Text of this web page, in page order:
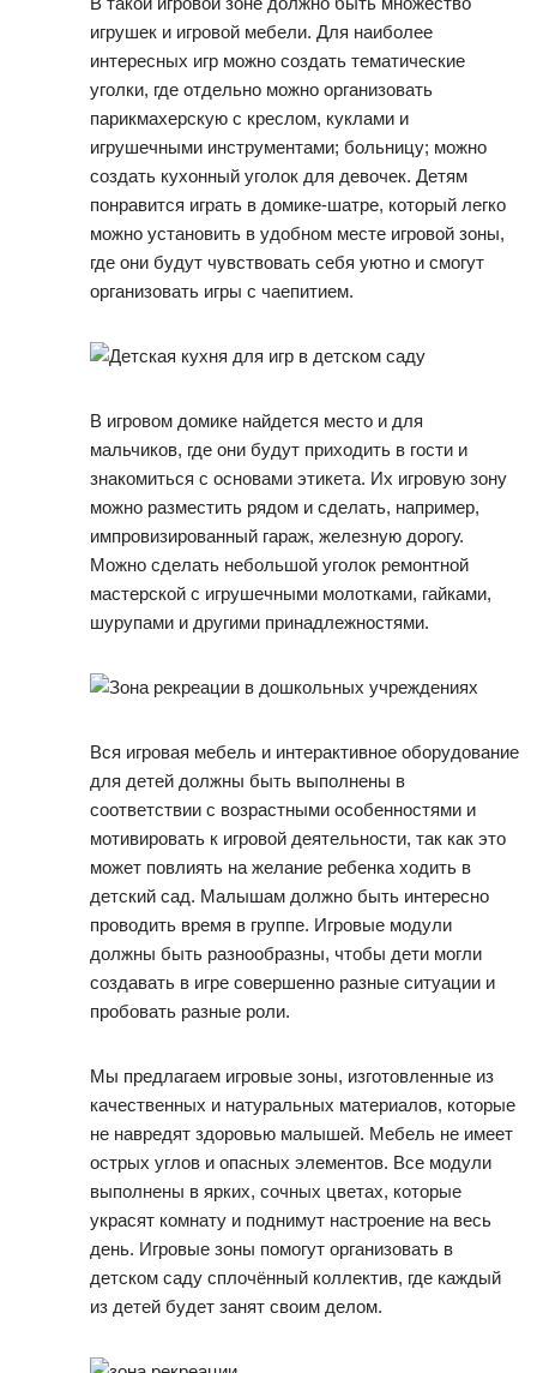
игрушек и игровой мебели. Для наиболее
интересных игр можно создать тематические
уголки, где отдельно можно организовать
парикмахерскую с креслом, куклами и
игрушечными инструментами; больницу; можно
создать кухонный уголок для девочек. Детям
понравится играть в домике-шатре, который легко
можно установить в удобном месте игровой зоны,
где они будут чувствовать себя уютно и смогут
организовать игры с чаепитием.
В игровом домике найдется место и для
мальчиков, где они будут приходить в гости и
знакомиться с основами этикета. Их игровую зону
можно разместить рядом и сделать, например,
импровизированный гараж, железную дорогу.
Можно сделать небольшой уголок ремонтной
мастерской с игрушечными молотками, гайками,
шурупами и другими принадлежностями.
Вся игровая мебель и интерактивное оборудование
для детей должны быть выполнены в
соответствии с возрастными особенностями и
мотивировать к игровой деятельности, так как это
может повлиять на желание ребенка ходить в
детский сад. Малышам должно быть интересно
проводить время в группе. Игровые модули
должны быть разнообразны, чтобы дети могли
создавать в игре совершенно разные ситуации и
пробовать разные роли.
Мы предлагаем игровые зоны, изготовленные из
качественных и натуральных материалов, которые
не навредят здоровью малышей. Мебель не имеет
острых углов и опасных элементов. Все модули
выполнены в ярких, сочных цветах, которые
украсят комнату и поднимут настроение на весь
день. Игровые зоны помогут организовать в
детском саду сплочённый коллектив, где каждый
из детей будет занят своим делом.